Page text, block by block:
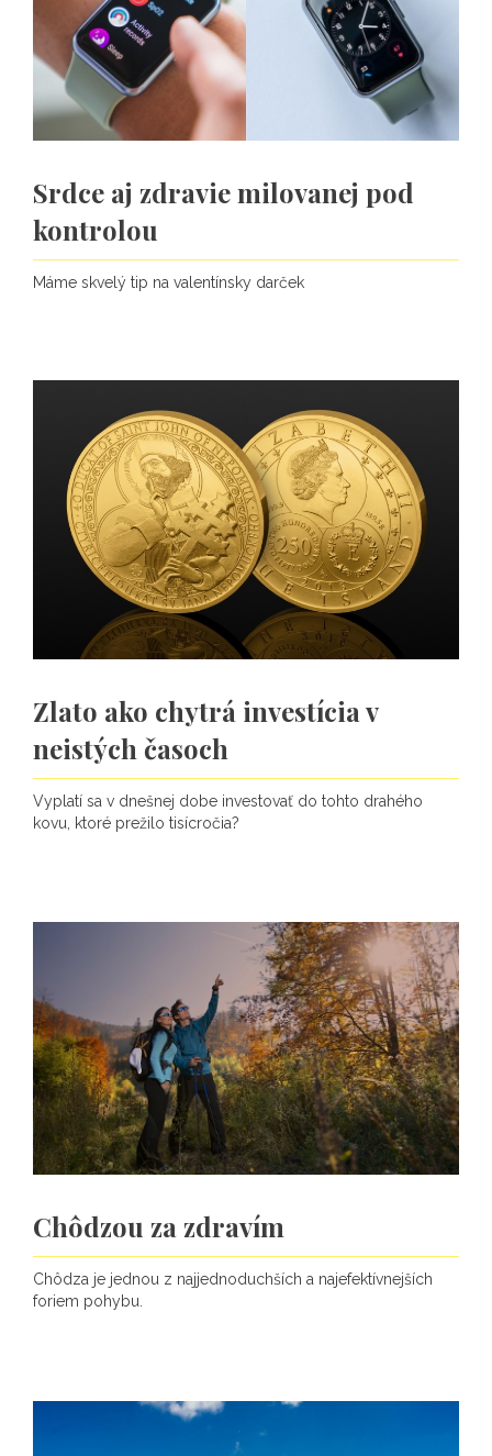
Srdce aj zdravie milovanej pod
kontrolou
Máme skvelý tip na valentínsky darček
Zlato ako chytrá investícia v
neistých časoch
Vyplatí sa v dnešnej dobe investovať do tohto drahého
kovu, ktoré prežilo tisícročia?
Chôdzou za zdravím
Chôdza je jednou z najjednoduchších a najefektívnejších
foriem pohybu.